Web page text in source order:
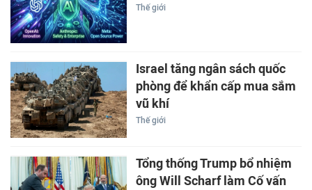
Thế giới
Israel tăng ngân sách quốc
phòng để khẩn cấp mua sắm
vũ khí
Thế giới
Tổng thống Trump bổ nhiệm
ông Will Scharf làm Cố vấn